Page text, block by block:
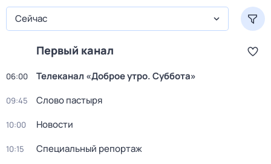
Сейчас
Первый канал
06:00 Телеканал «Доброе утро. Суббота»
09:45 Слово пастыря
10:00 Новости
10:15 Специальный репортаж